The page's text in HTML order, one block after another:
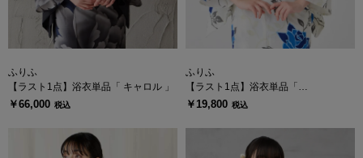
ふりふ
【ラスト1点】浴衣単品「 キャロル 」
￥66,000 税込
ふりふ
【ラスト1点】浴衣単品「
NaturalFurifu 青薔薇 」
￥19,800 税込